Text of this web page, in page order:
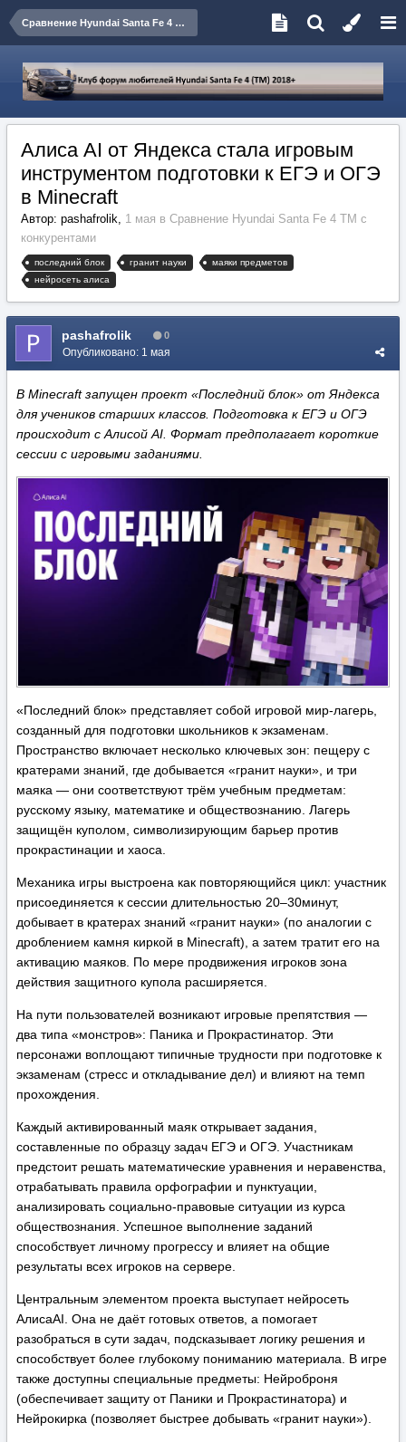
Сравнение Hyundai Santa Fe 4 TM с конкурентами
Алиса AI от Яндекса стала игровым
инструментом подготовки к ЕГЭ и ОГЭ
в Minecraft
Автор: pashafrolik, 1 мая в Сравнение Hyundai Santa Fe 4 TM с
конкурентами
последний блок гранит науки
маяки предметов
нейросеть алиса
pashafrolik 0
Опубликовано: 1 мая
В Minecraft запущен проект «Последний блок» от Яндекса
для учеников старших классов. Подготовка к ЕГЭ и ОГЭ
происходит с Алисой AI. Формат предполагает короткие
сессии с игровыми заданиями.
«Последний блок» представляет собой игровой мир‑лагерь,
созданный для подготовки школьников к экзаменам.
Пространство включает несколько ключевых зон: пещеру с
кратерами знаний, где добывается «гранит науки», и три
маяка — они соответствуют трём учебным предметам:
русскому языку, математике и обществознанию. Лагерь
защищён куполом, символизирующим барьер против
прокрастинации и хаоса.
Механика игры выстроена как повторяющийся цикл: участник
присоединяется к сессии длительностью 20–30минут,
добывает в кратерах знаний «гранит науки» (по аналогии с
дроблением камня киркой в Minecraft), а затем тратит его на
активацию маяков. По мере продвижения игроков зона
действия защитного купола расширяется.
На пути пользователей возникают игровые препятствия —
два типа «монстров»: Паника и Прокрастинатор. Эти
персонажи воплощают типичные трудности при подготовке к
экзаменам (стресс и откладывание дел) и влияют на темп
прохождения.
Каждый активированный маяк открывает задания,
составленные по образцу задач ЕГЭ и ОГЭ. Участникам
предстоит решать математические уравнения и неравенства,
отрабатывать правила орфографии и пунктуации,
анализировать социально‑правовые ситуации из курса
обществознания. Успешное выполнение заданий
способствует личному прогрессу и влияет на общие
результаты всех игроков на сервере.
Центральным элементом проекта выступает нейросеть
АлисаAI. Она не даёт готовых ответов, а помогает
разобраться в сути задач, подсказывает логику решения и
способствует более глубокому пониманию материала. В игре
также доступны специальные предметы: Нейроброня
(обеспечивает защиту от Паники и Прокрастинатора) и
Нейрокирка (позволяет быстрее добывать «гранит науки»).